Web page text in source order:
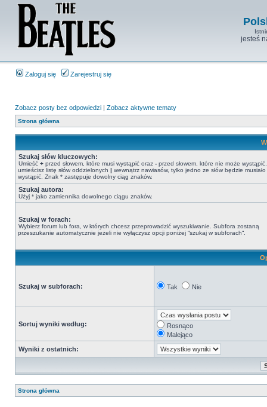
jesteś
Zaloguj się Zarejestruj się
Zobacz posty bez odpowiedzi | Zobacz aktywne tematy
Strona główna
Szukaj słów kluczowych:
Umieść + przed słowem, które musi wystąpić oraz - przed słowem, które nie może
umieścisz listę słów oddzielonych | wewnątrz nawiasów, tylko jedno ze słów będzie musiało
wystąpić. Znak * zastępuje dowolny ciąg znaków.
Szukaj autora:
Użyj * jako zamiennika dowolnego ciągu znaków.
Szukaj w forach:
Wybierz forum lub fora, w których chcesz przeprowadzić wyszukiwanie. Subfora zostaną
przeszukanie automatycznie jeżeli nie wyłączysz opcji poniżej “szukaj w subforach“.
Szukaj w subforach: Tak Nie
Sortuj wyniki według:
Rosnąco
Malejąco
Wyniki z ostatnich:
Strona główna